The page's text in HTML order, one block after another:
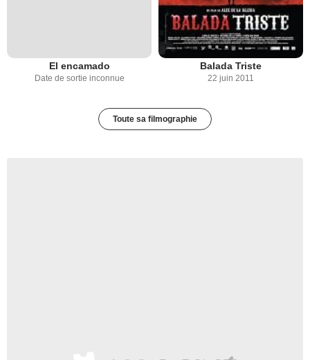
El encamado
Date de sortie inconnue
Balada Triste
22 juin 2011
Toute sa filmographie